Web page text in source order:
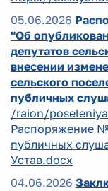
05.06.2026
"Об
депутатов
внесении
сельского
публичных
/raion/
Распоряжение
публичных
Устав.docx
04.06.2026